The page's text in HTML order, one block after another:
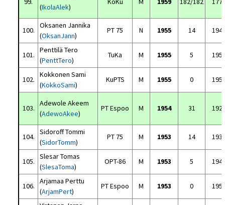
(IkolaAlek)
100.
Oksanen Jannika
(OksanJann)
PT 75 N 1955 14
101.
Penttilä Tero
(PenttTero)
TuKa M 1955 5
102.
Kokkonen Sami
(KokkoSami)
KuPTS M 1955 0
103.
Adewole Akeem
(AdewoAkee)
PT Espoo M 1954 31
104.
Sidoroff Tommi
(SidorTomm)
PT 75 M 1953 14
105.
Slesar Tomas
(SlesaToma)
OPT-86 M 1953 5
106.
Arjamaa Perttu
(ArjamPert)
PT Espoo M 1953 0